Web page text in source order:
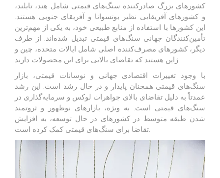
کشورهای بزرگ صادرکننده سنگ‌های قیمتی شامل هند، تایلند،
و کشورهای آفریقایی نظیر بوتسوانا و آفریقای جنوبی هستند.
این کشورها با استفاده از منابع طبیعی خود، به یکی از مهم‌ترین
تأمین‌کنندگان جهانی سنگ‌های قیمتی تبدیل شده‌اند. از طرف
دیگر، کشورهای مصرف‌کننده اصلی شامل ایالات متحده، چین و
با وجود تغییرات اقتصادی جهانی و نوسانات قیمتی، بازار
سنگ‌های قیمتی همچنان پایدار و در حال رشد است. این رشد
عمدتاً به دلیل تقاضای بالای جواهرات لوکس و سرمایه‌گذاری در
سنگ‌های قیمتی است. به ویژه، بازارهای نوظهور و ثروتمند
شدن طبقه متوسط در کشورهای در حال توسعه، به افزایش